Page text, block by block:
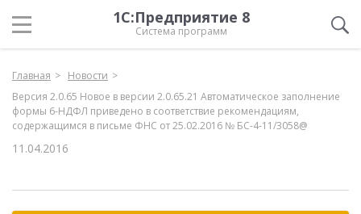
1С:Предприятие 8
Система программ
Главная
Новости
Версия 2.0.65 Новое в версии 2.0.65.21 Автоматическое заполнение
формы 6-НДФЛ приведено в соответствие рекомендациям,
содержащимся в письме ФНС от 25.02.2016 № БС-4-11/3058@
11.04.2016